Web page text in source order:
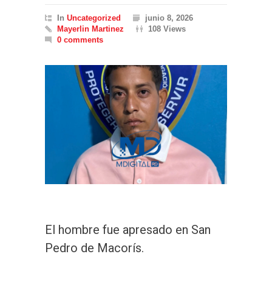
In Uncategorized
junio 8, 2026
Mayerlin Martinez
108 Views
0 comments
El hombre fue apresado en San
Pedro de Macorís.